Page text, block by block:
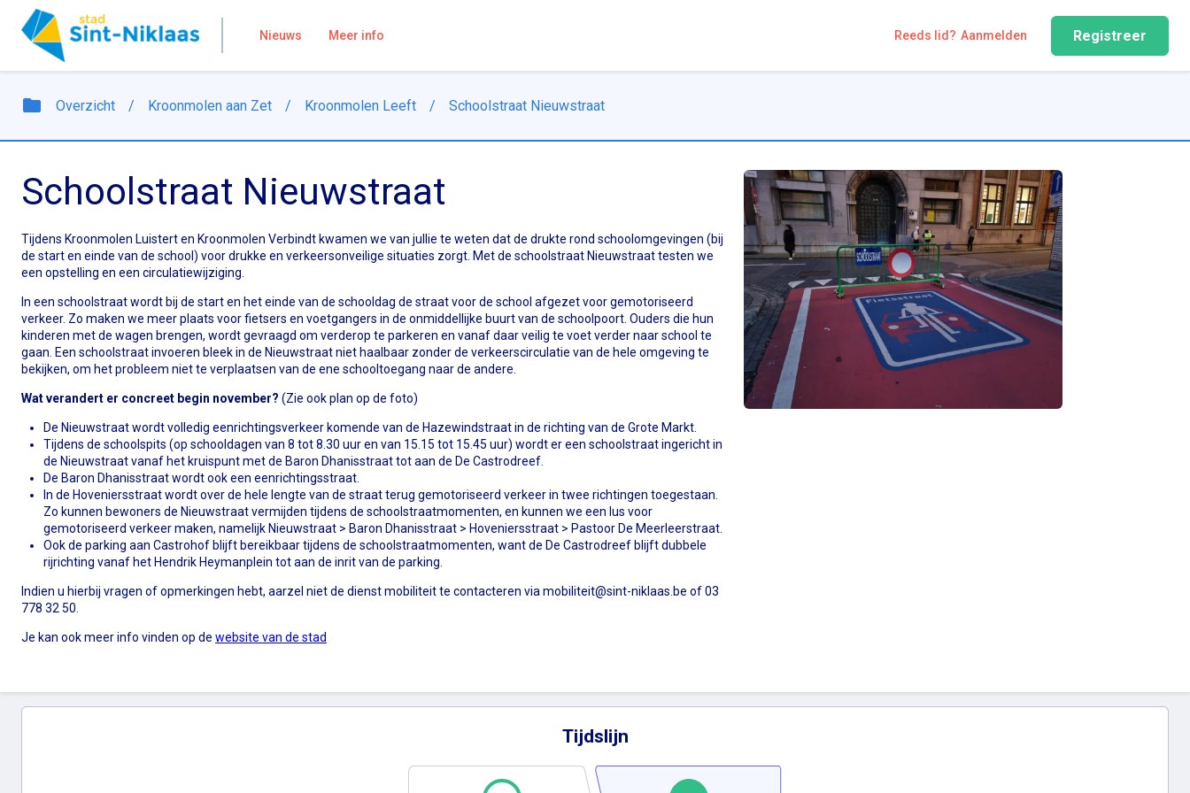
Nieuws Meer info Reeds lid? Aanmelden Registreer
folder Overzicht / Kroonmolen aan Zet / Kroonmolen Leeft / Schoolstraat Nieuwstraat
Schoolstraat Nieuwstraat
Tijdens Kroonmolen Luistert en Kroonmolen Verbindt kwamen we van jullie te weten dat de drukte rond schoolomgevingen (bij
de start en einde van de school) voor drukke en verkeersonveilige situaties zorgt. Met de schoolstraat Nieuwstraat testen we
een opstelling en een circulatiewijziging.
In een schoolstraat wordt bij de start en het einde van de schooldag de straat voor de school afgezet voor gemotoriseerd
verkeer. Zo maken we meer plaats voor fietsers en voetgangers in de onmiddellijke buurt van de schoolpoort. Ouders die hun
kinderen met de wagen brengen, wordt gevraagd om verderop te parkeren en vanaf daar veilig te voet verder naar school te
gaan. Een schoolstraat invoeren bleek in de Nieuwstraat niet haalbaar zonder de verkeerscirculatie van de hele omgeving te
bekijken, om het probleem niet te verplaatsen van de ene schooltoegang naar de andere.
Wat verandert er concreet begin november? (Zie ook plan op de foto)
De Nieuwstraat wordt volledig eenrichtingsverkeer komende van de Hazewindstraat in de richting van de Grote Markt.
Tijdens de schoolspits (op schooldagen van 8 tot 8.30 uur en van 15.15 tot 15.45 uur) wordt er een schoolstraat ingericht in
de Nieuwstraat vanaf het kruispunt met de Baron Dhanisstraat tot aan de De Castrodreef.
De Baron Dhanisstraat wordt ook een eenrichtingsstraat.
In de Hoveniersstraat wordt over de hele lengte van de straat terug gemotoriseerd verkeer in twee richtingen toegestaan.
Zo kunnen bewoners de Nieuwstraat vermijden tijdens de schoolstraatmomenten, en kunnen we een lus voor
gemotoriseerd verkeer maken, namelijk Nieuwstraat > Baron Dhanisstraat > Hoveniersstraat > Pastoor De Meerleerstraat.
Ook de parking aan Castrohof blijft bereikbaar tijdens de schoolstraatmomenten, want de De Castrodreef blijft dubbele
rijrichting vanaf het Hendrik Heymanplein tot aan de inrit van de parking.
Indien u hierbij vragen of opmerkingen hebt, aarzel niet de dienst mobiliteit te contacteren viamobiliteit@sint-niklaas.be of 03
778 32 50.
Je kan ook meer info vinden op de website van de stad
Tijdslijn